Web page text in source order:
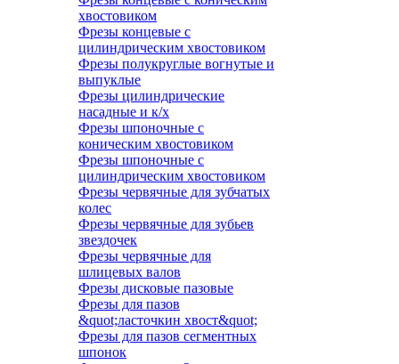
хвостовиком
Фрезы концевые с
цилиндрическим хвостовиком
Фрезы полукруглые вогнутые и
выпуклые
Фрезы цилиндрические
насадные и к/х
Фрезы шпоночные с
коническим хвостовиком
Фрезы шпоночные с
цилиндрическим хвостовиком
Фрезы червячные для зубчатых
колес
Фрезы червячные для зубьев
звездочек
Фрезы червячные для
шлицевых валов
Фрезы дисковые пазовые
Фрезы для пазов
&quot;ласточкин хвост&quot;
Фрезы для пазов сегментных
шпонок